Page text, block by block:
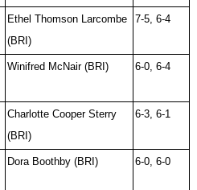
Ethel Thomson Larcombe
(BRI)
7-5, 6-4
Winifred McNair (BRI) 6-0, 6-4
Charlotte Cooper Sterry
(BRI)
6-3, 6-1
Dora Boothby (BRI) 6-0, 6-0